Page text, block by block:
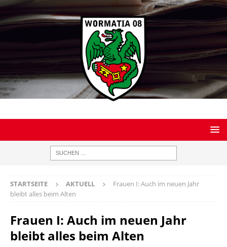
STARTSEITE AKTUELL
Frauen I: Auch im neuen Jahr
bleibt alles beim Alten
Frauen I: Auch im neuen Jahr
bleibt alles beim Alten